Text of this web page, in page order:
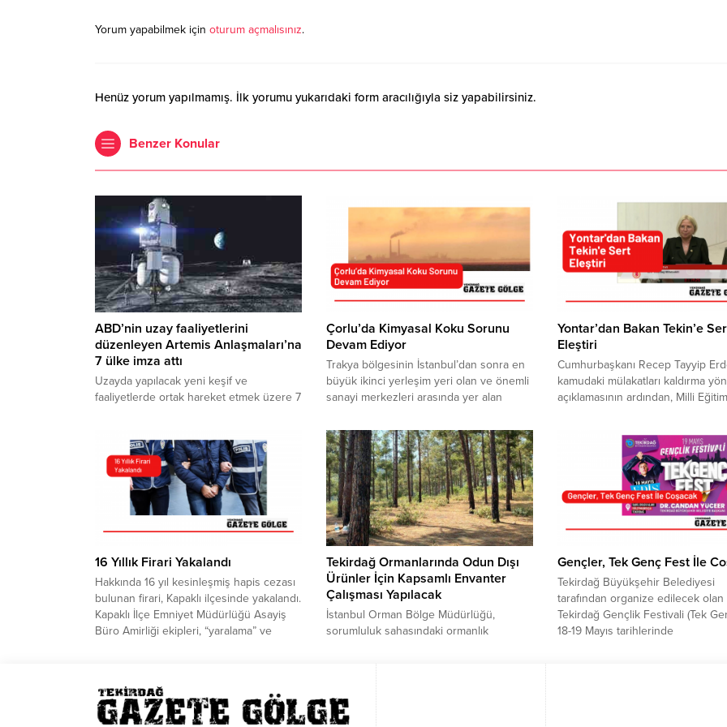
Yorum yapabilmek için oturum açmalısınız.
Henüz yorum yapılmamış. İlk yorumu yukarıdaki form aracılığıyla siz yapabilirsiniz.
Benzer Konular
ABD’nin uzay faaliyetlerini
düzenleyen Artemis Anlaşmaları’na
7 ülke imza attı
Uzayda yapılacak yeni keşif ve
faaliyetlerde ortak hareket etmek üzere 7
kararı aldı.
Çorlu’da Kimyasal Koku Sorunu
Devam Ediyor
Trakya bölgesinin İstanbul’dan sonra en
büyük ikinci yerleşim yeri olan ve önemli
sanayi merkezleri arasında yer alan
kimyasal kokuya teslim oldu. Nefes
almada zorluk yaşanan bölgede,
vatandaşlar sosyal medyadan tepki
göstererek, Cimer ve ALO 181’e şikayet
edilmesi yönünde çağrıda bulundu.
Kimya, deri, tekstil sektörü başta...
Yontar’dan Bakan Tekin’e
Eleştiri
Cumhurbaşkanı Recep Tayyip
kamudaki mülakatları kaldırma
açıklamasının ardından, Milli
olacağı yönündeki açıklamalarına
Tekirdağ Milletvekili Nurten
sert tepki geldi. Milletvekili Yontar,
“Cumhurbaşkanı mülakatı
derken, Milli Eğitim Bakanı neden
bir dil kullanıyor? Yeni mülakat
16 Yıllık Firari Yakalandı
Hakkında 16 yıl kesinleşmiş hapis cezası
bulunan firari, Kapaklı ilçesinde yakalandı.
Kapaklı İlçe Emniyet Müdürlüğü Asayiş
Büro Amirliği ekipleri, “yaralama” ve
ekipleri, hükümlüyü teknik ve fiziki
takibinin ardından ilçe merkezinde
Tekirdağ Ormanlarında Odun Dışı
Ürünler İçin Kapsamlı Envanter
Çalışması Yapılacak
İstanbul Orman Bölge Müdürlüğü,
sorumluluk sahasındaki ormanlık
yönelik kapsamlı bir envanter ve
planlama çalışması için hizmet alımı
ihalesine çıktı. Proje kapsamında toplam
8 bin hektarlık alanda çalışma
Gençler, Tek Genç Fest İle
Tekirdağ Büyükşehir Belediyesi
tarafından organize edilecek olan
Tekirdağ Gençlik Festivali (Tek
18-19 Mayıs tarihlerinde